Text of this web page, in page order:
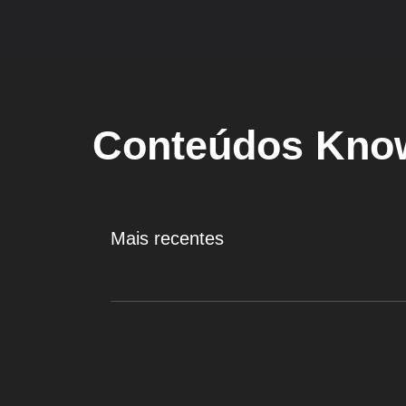
Conteúdos
Mais recentes